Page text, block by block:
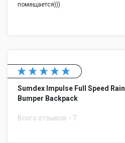
помещается)))
Sumdex Impulse Full Speed Rain
Bumper Backpack
Всего отзывов 7